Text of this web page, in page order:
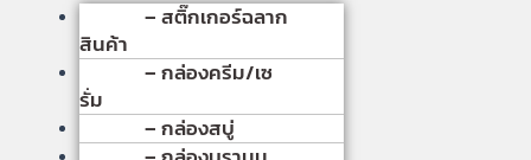
– สติ๊กเกอร์ฉลาก
สินค้า
– กล่องครีม/เซ
รั่ม
– กล่องสบู่